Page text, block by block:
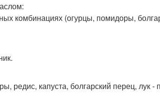
комбинациях (огурцы, помидоры,
редис, капуста, болгарский перец, лук -